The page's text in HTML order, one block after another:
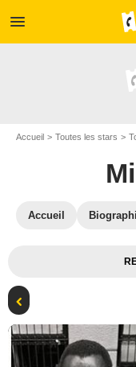
menu
Accueil Toutes les stars
Accueil